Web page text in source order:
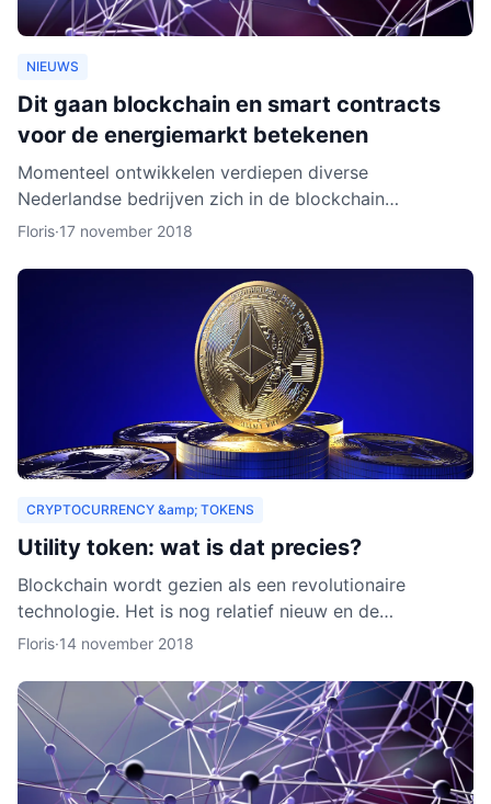
NIEUWS
Dit gaan blockchain en smart contracts
voor de energiemarkt betekenen
Momenteel ontwikkelen verdiepen diverse
Nederlandse bedrijven zich in de blockchain
technologie. Enkele daarvan, zoals BlockLab uit
Floris·17 november 2018
CRYPTOCURRENCY &amp; TOKENS
Utility token: wat is dat precies?
Blockchain wordt gezien als een revolutionaire
technologie. Het is nog relatief nieuw en de
verwachting is dat het zich de komende jaren verder
Floris·14 november 2018